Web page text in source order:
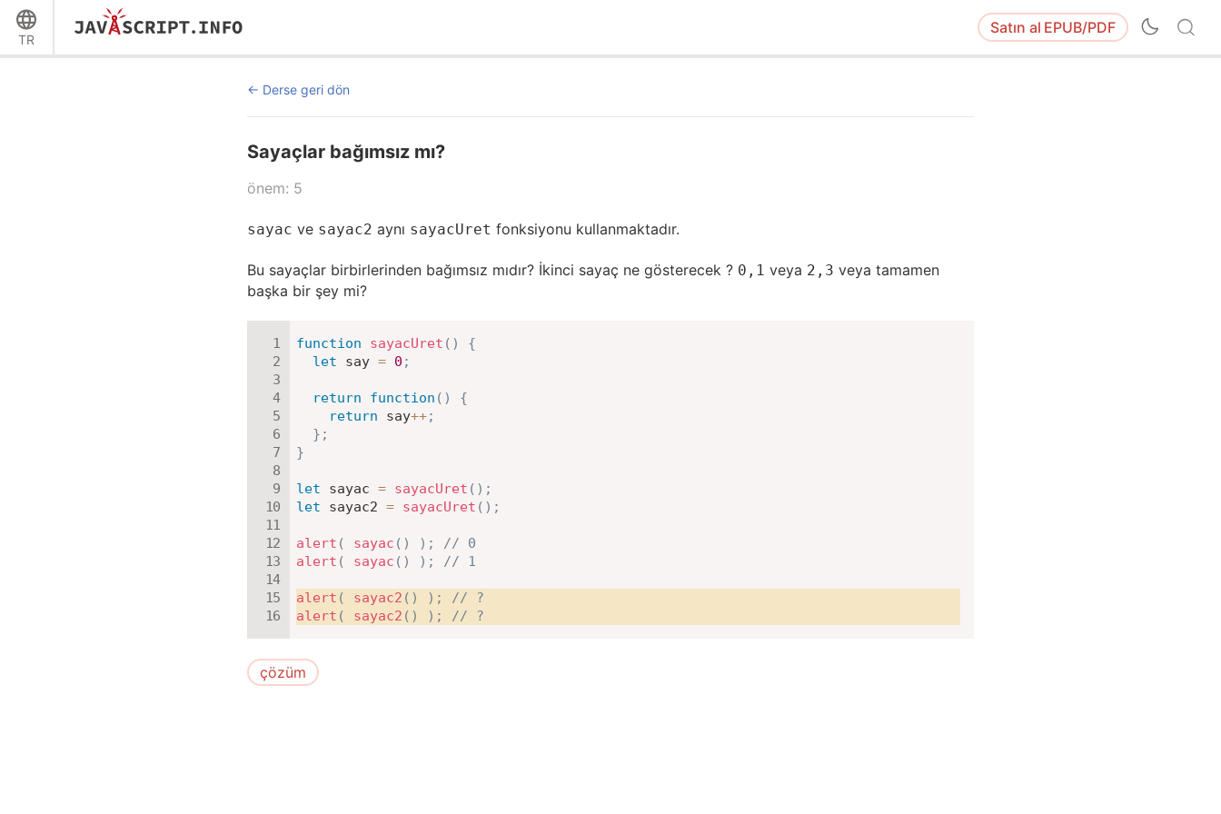
TR
Satın al EPUB/PDF
Derse geri dön
Sayaçlar bağımsız mı?
önem: 5
sayac ve sayac2 aynı sayacUret fonksiyonu kullanmaktadır.
Bu sayaçlar birbirlerinden bağımsız mıdır? İkinci sayaç ne gösterecek ? 0,1 veya 2,3 veya tamamen
başka bir şey mi?
function sayacUret ( )
{
let say = 0 ;
return function ( )
{
return say++;
} ;
}
let sayac = sayacUret ( ) ;
let sayac2 = sayacUret ( ) ;
alert ( sayac ( ) ) ;
// 0
alert ( sayac ( ) ) ; // 1
alert ( sayac2 ( ) ) ;
// ?
alert ( sayac2 ( ) ) ; // ?
çözüm